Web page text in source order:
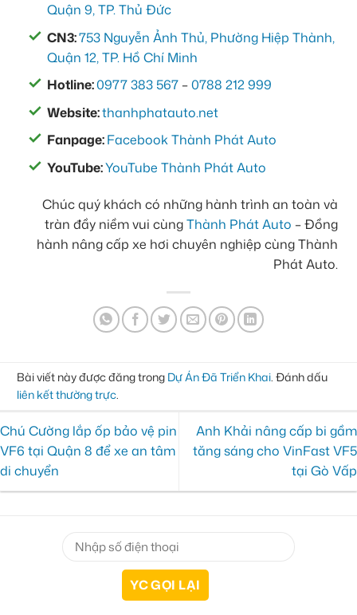
Quận 9, TP. Thủ Đức
CN3:753 Nguyễn Ảnh Thủ, Phường Hiệp Thành,
Quận 12, TP. Hồ Chí Minh
Hotline:0977 383 567 –0788 212 999
Website:thanhphatauto.net
Fanpage:Facebook Thành Phát Auto
YouTube:YouTube Thành Phát Auto
Chúc quý khách có những hành trình an toàn và
tràn đầy niềm vui cùngThành Phát Auto – Đồng
hành nâng cấp xe hơi chuyên nghiệp cùng Thành
Phát Auto.
Bài viết này được đăng trong Dự Án Đã Triển Khai. Đánh dấu
liên kết thường trực.
Chú Cường lắp ốp bảo vệ pin
VF6 tại Quận 8 để xe an tâm
di chuyển
Anh Khải nâng cấp bi gầm
tăng sáng cho VinFast VF5
tại Gò Vấp